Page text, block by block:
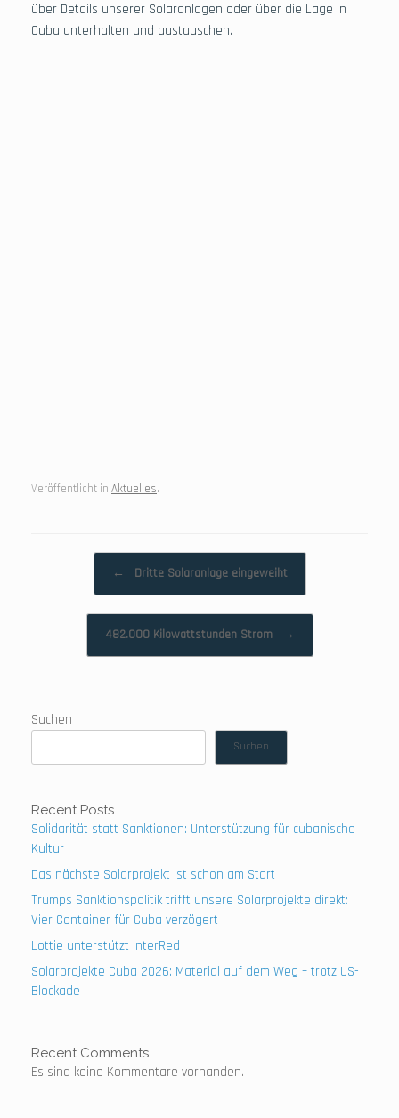
über Details unserer Solaranlagen oder über die Lage in
Cuba unterhalten und austauschen.
Veröffentlicht in Aktuelles.
← Dritte Solaranlage eingeweiht
482.000 Kilowattstunden Strom →
Suchen
Suchen
Recent Posts
Solidarität statt Sanktionen: Unterstützung für cubanische
Kultur
Das nächste Solarprojekt ist schon am Start
Trumps Sanktionspolitik trifft unsere Solarprojekte direkt:
Vier Container für Cuba verzögert
Lottie unterstützt InterRed
Solarprojekte Cuba 2026: Material auf dem Weg – trotz US-
Blockade
Recent Comments
Es sind keine Kommentare vorhanden.